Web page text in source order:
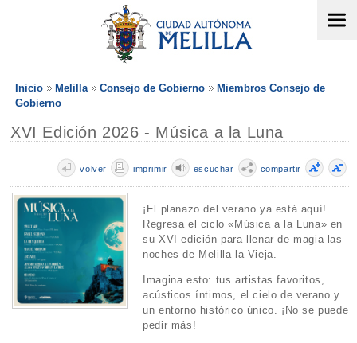
Inicio Melilla Consejo de Gobierno
Miembros Consejo de
Gobierno
XVI Edición 2026 - Música a la Luna
compartir
escuchar
imprimir
volver
¡El planazo del verano ya está aquí!
Regresa el ciclo «Música a la Luna» en
su XVI edición para llenar de magia las
noches de Melilla la Vieja.
Imagina esto: tus artistas favoritos,
acústicos íntimos, el cielo de verano y
un entorno histórico único. ¡No se puede
pedir más!